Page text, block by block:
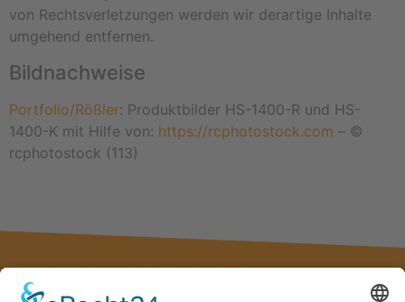
von Rechtsverletzungen werden wir derartige Inhalte
umgehend entfernen.
Bildnachweise
Portfolio/Rößler: Produktbilder HS-1400-R und HS-
1400-K mit Hilfe von: https://rcphotostock.com – ©
rcphotostock (113)
Kollektiv Design – die Full-Service-Designagentur aus
Naumburg (Saale) im Burgenlandkreis. Ihr kreativer Partner für